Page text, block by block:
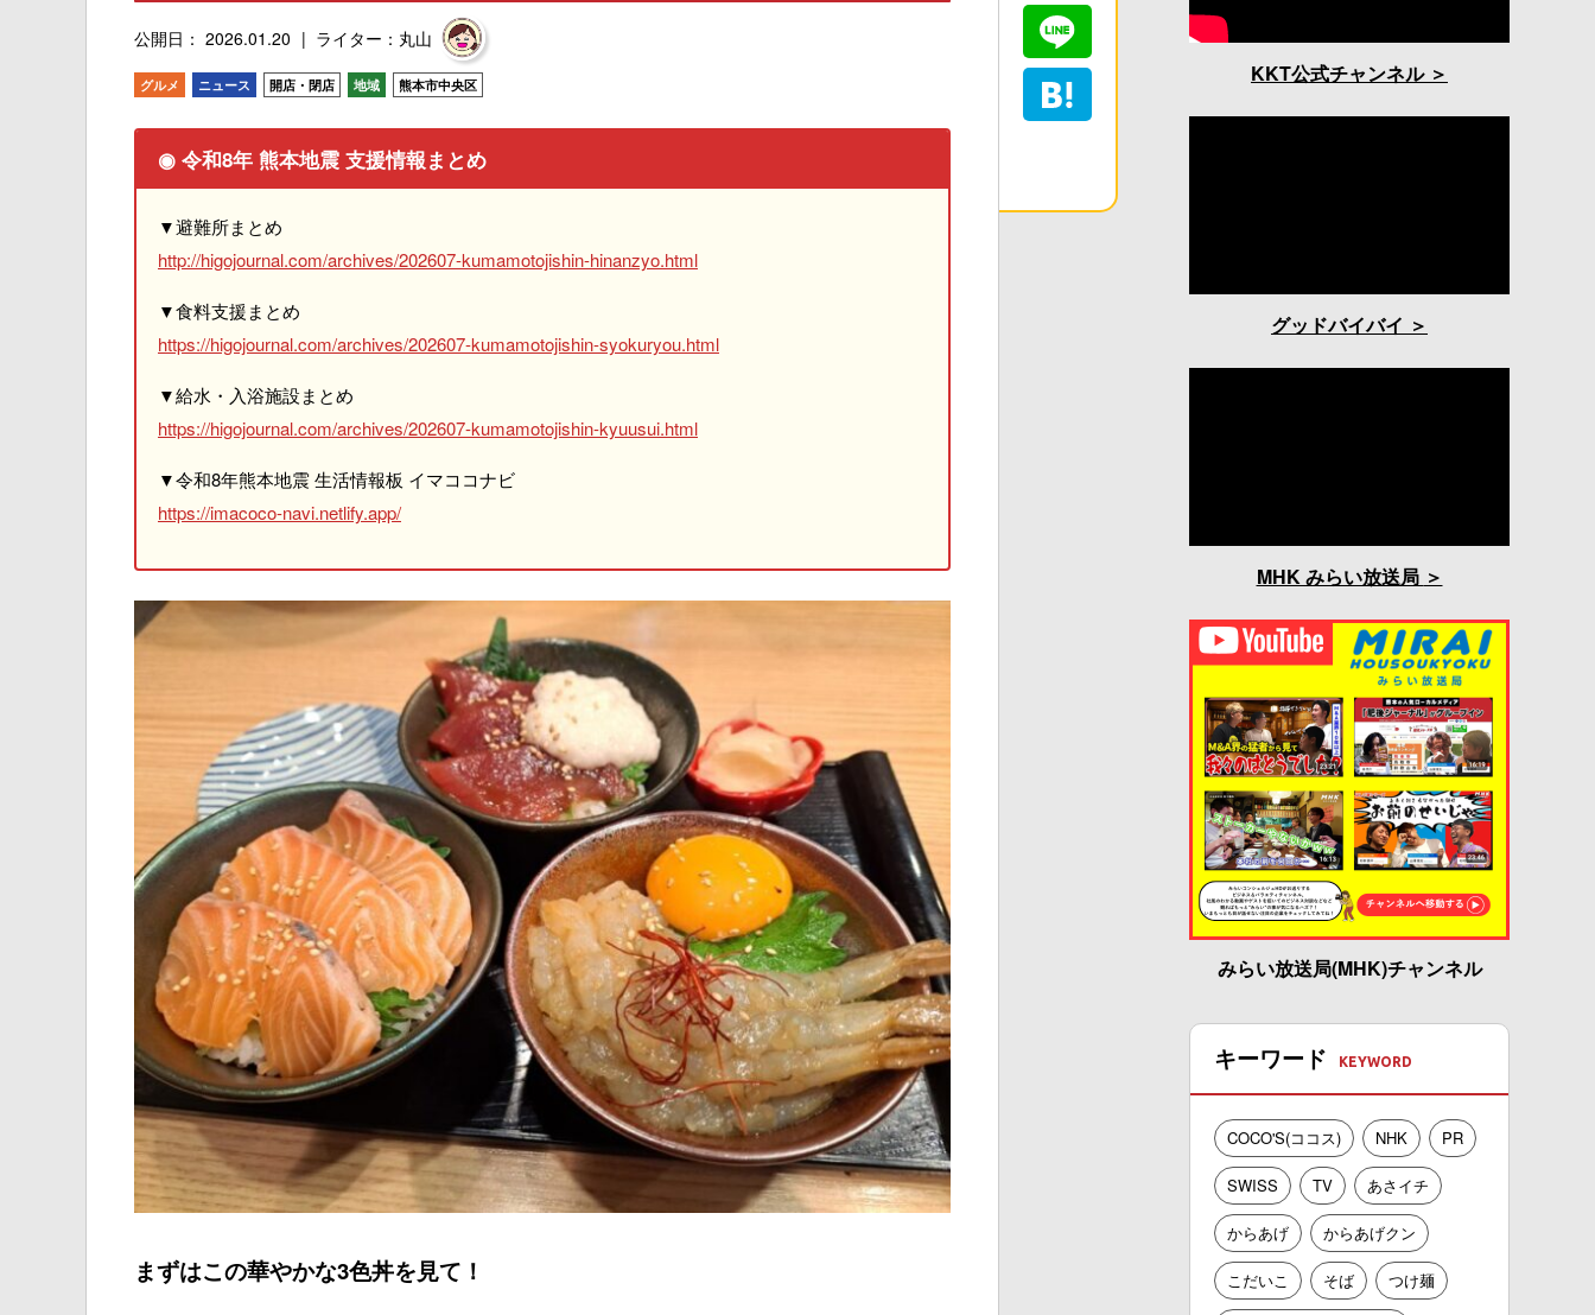
公開日： 2026.01.20 ライター：丸山
グルメ ニュース 開店・閉店 地域 熊本市中央区
◉ 令和8年 熊本地震 支援情報まとめ
▼避難所まとめ
http://higojournal.com/archives/202607-kumamotojishin-hinanzyo.html
▼食料支援まとめ
https://higojournal.com/archives/202607-kumamotojishin-syokuryou.html
▼給水・入浴施設まとめ
https://higojournal.com/archives/202607-kumamotojishin-kyuusui.html
▼令和8年熊本地震 生活情報板 イマココナビ
https://imacoco-navi.netlify.app/
まずはこの華やかな3色丼を見て！
KKT公式チャンネル
グッドバイバイ
MHK みらい放送局
みらい放送局(MHK)チャンネル
キーワード
COCO'S(ココス) NHK PR
SWISS TV あさイチ
からあげ からあげクン
こだいこ そば つけ麺